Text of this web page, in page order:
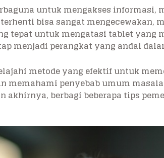
untuk mengakses informasi,
bisa sangat mengecewakan,
tepat untuk mengatasi tablet yang
menjadi perangkat yang andal
metode yang efektif untuk
memahami penyebab umum
akhirnya, berbagi beberapa tips